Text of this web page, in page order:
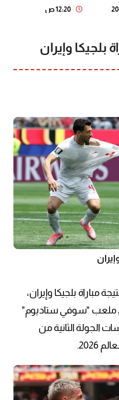
12:20 ص
بلجيكا وإيران
مباراة بلجيكا وإيران،
ملعب "سوفي ستاديوم"
الجولة الثانية من